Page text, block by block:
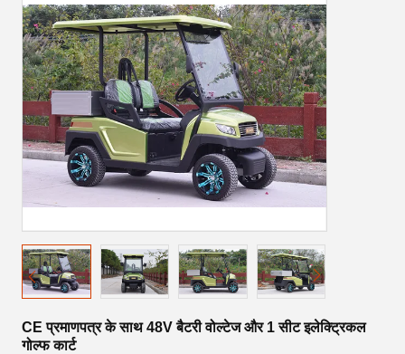
CE प्रमाणपत्र के साथ 48V बैटरी वोल्टेज और 1 सीट इलेक्ट्रिकल
गोल्फ कार्ट